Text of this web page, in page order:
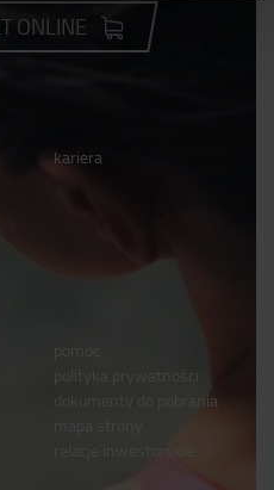
ONLINE
kariera
polityka prywatności
dokumenty do pobrania